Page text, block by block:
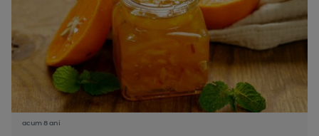
acum 8 ani